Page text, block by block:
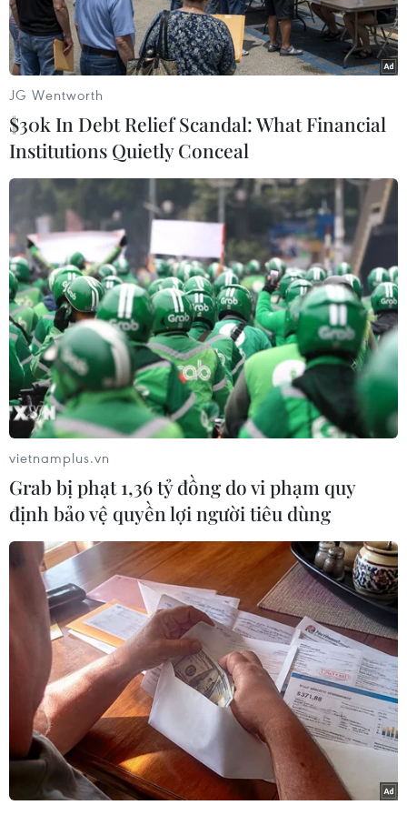
Thứ trưởng Bộ Lao động-Thương binh và Xã hội Nguyễn Thị Hà
và Phó Vụ trưởng Vụ hợp tác quốc tế (Bộ Lao động-Thương binh
và Xã hội) Hà Thị Minh Đức chủ trì Hội nghị tại điểm cầu Hà Nội.
(Ảnh: Hoàng Hiếu/TTXVN)
Hội nghị trực tuyến về bắt nạt trẻ em tại trường
học và trên môi trường mạng trong ASEAN do
Bộ Lao động, Thương binh và Xã hội phối hợp
phối hợp với Ban Thư ký ASEAN và Quỹ Nhi
đồng Liên hợp quốc (UNECEF) tổ chức, đã diễn
ra ngày 26/11.
Cuộc họp có sự tham dự của đại diện Ủy ban
thúc đẩy quyền của phụ nữ và trẻ em trong
ASEAN (ACWC) của các nước thành viên
ASEAN, đại diện của cơ quan chuyên ngành
ASEAN trong các lĩnh vực giáo dục, y tế, thông
tin và truyền thông, Ban Thư ký ASEAN, các cơ
quan chuyên ngành liên quan của ASEAN, đại
diện Văn phòng UNICEF tại các nước thành viên
ASEAN, các tổ chức quốc tế và các đối tác khác
của ASEAN.
JG Wentworth
$30k In Debt Relief Scandal: What Financial
Institutions Quietly Conceal
vietnamplus.vn
Grab bị phạt 1,36 tỷ đồng do vi phạm quy
định bảo vệ quyền lợi người tiêu dùng